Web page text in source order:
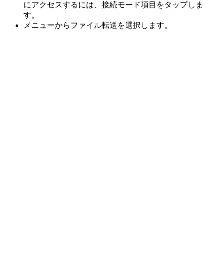
にアクセスするには、接続モード項目をタップしま
す。
メニューからファイル転送を選択します。